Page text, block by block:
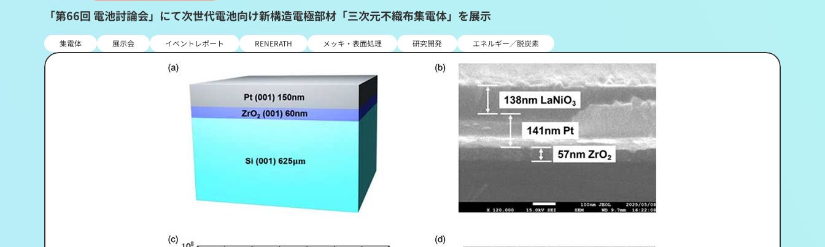
「第66回 電池討論会」にて次世代電池向け新構造電極部材「三次元不織布集電体」を展示
集電体 展示会 イベントレポート RENERATH メッキ・表面処理 研究開発 エネルギー／脱炭素